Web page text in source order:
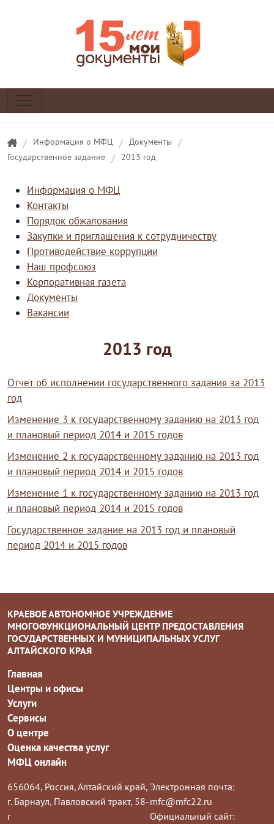
/ Информация о МФЦ / Документы /
Государственное задание / 2013 год
Информация о МФЦ
Контакты
Порядок обжалования
Закупки и приглашения к сотрудничеству
Противодействие коррупции
Наш профсоюз
Корпоративная газета
Документы
Вакансии
2013 год
Отчет об исполнении государственного задания за 2013
год
Изменение 3 к государственному заданию на 2013 год
и плановый период 2014 и 2015 годов
Изменение 2 к государственному заданию на 2013 год
и плановый период 2014 и 2015 годов
Изменение 1 к государственному заданию на 2013 год
и плановый период 2014 и 2015 годов
Государственное задание на 2013 год и плановый
период 2014 и 2015 годов
КРАЕВОЕ АВТОНОМНОЕ УЧРЕЖДЕНИЕ
МНОГОФУНКЦИОНАЛЬНЫЙ ЦЕНТР ПРЕДОСТАВЛЕНИЯ
ГОСУДАРСТВЕННЫХ И МУНИЦИПАЛЬНЫХ УСЛУГ
АЛТАЙСКОГО КРАЯ
Главная
Центры и офисы
Услуги
Сервисы
О центре
Оценка качества услуг
МФЦ онлайн
656064, Россия, Алтайский край,
г. Барнаул, Павловский тракт, 58-
г
Электронная почта:
mfc@mfc22.ru
Официальный сайт: